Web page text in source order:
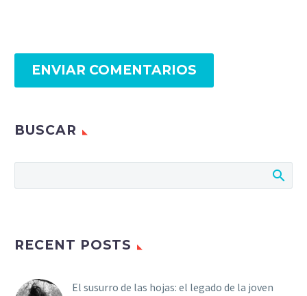
ENVIAR COMENTARIOS
BUSCAR
RECENT POSTS
El susurro de las hojas: el legado de la joven